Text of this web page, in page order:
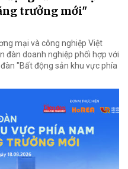
trưởng mới"
mại và công nghiệp Việt
đàn doanh nghiệp phối hợp với
"Bất động sản khu vực phía